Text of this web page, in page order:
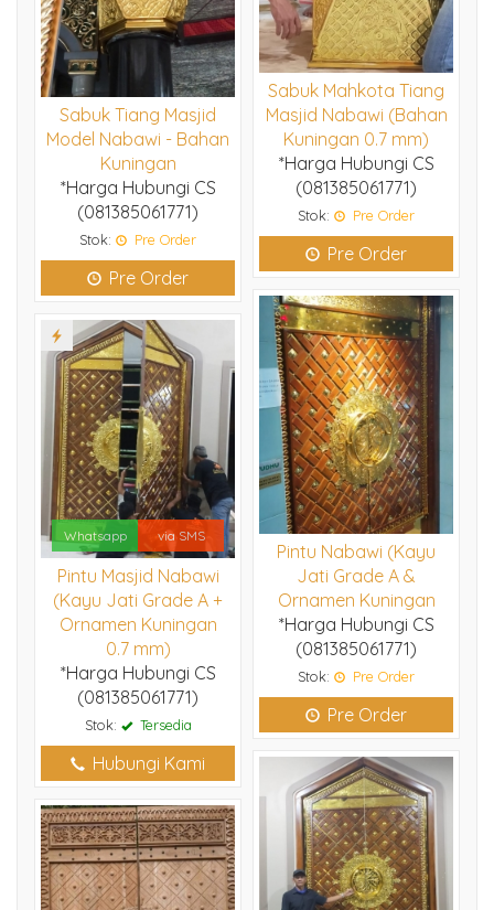
Sabuk Mahkota Tiang
Masjid Nabawi (Bahan
Kuningan 0.7 mm)
*Harga Hubungi CS
(081385061771)
Stok: Pre Order
Pre Order
Sabuk Tiang Masjid
Model Nabawi - Bahan
Kuningan
*Harga Hubungi CS
(081385061771)
Stok: Pre Order
Pre Order
Pintu Nabawi (Kayu
Jati Grade A &
Ornamen Kuningan
*Harga Hubungi CS
(081385061771)
Stok: Pre Order
Pre Order
Whatsapp via SMS
Pintu Masjid Nabawi
(Kayu Jati Grade A +
Ornamen Kuningan
0.7 mm)
*Harga Hubungi CS
(081385061771)
Stok: Tersedia
Hubungi Kami